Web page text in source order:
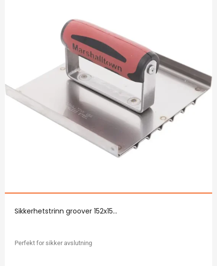
Sikkerhetstrinn groover 152x15...
Perfekt for sikker avslutning